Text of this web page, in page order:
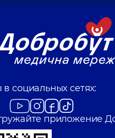
социальных сетях:
приложение